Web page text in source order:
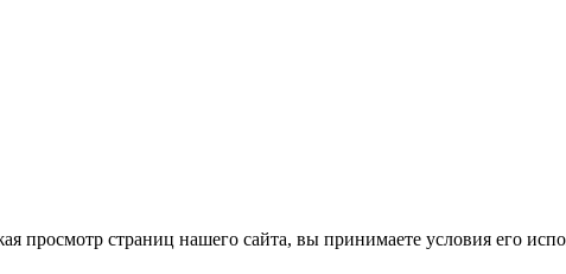
просмотр страниц нашего сайта, вы принимаете условия его